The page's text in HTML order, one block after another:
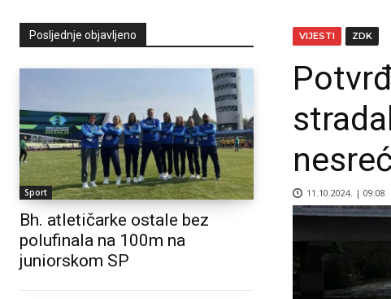
Posljednje objavljeno
Sport
Bh. atletičarke ostale bez
polufinala na 100m na
juniorskom SP
VIJESTI ZDK
11.10.2024. | 09:08